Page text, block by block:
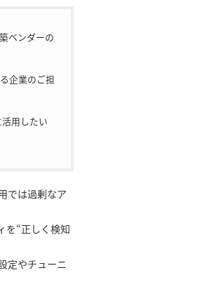
ベンダーの
企業のご担
用したい
では過剰なア
を“正しく検知
定やチューニ